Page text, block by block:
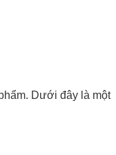
Dưới đây là một